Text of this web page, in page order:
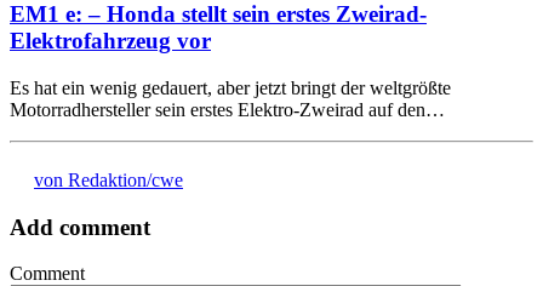
EM1 e: – Honda stellt sein erstes Zweirad-
Elektrofahrzeug vor
Es hat ein wenig gedauert, aber jetzt bringt der weltgrößte
Motorradhersteller sein erstes Elektro-Zweirad auf den…
von Redaktion/cwe
Add comment
Comment